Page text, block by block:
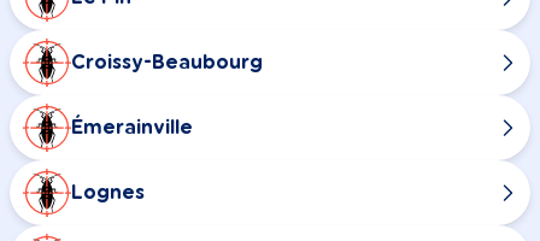
Croissy-Beaubourg
Émerainville
Lognes